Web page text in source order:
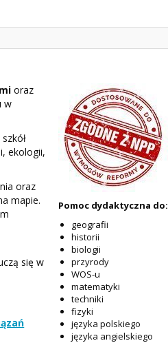
oraz
w
ekologii,
oraz
mapie.
się w
Pomoc dydaktyczna do:
geografii
historii
biologii
przyrody
WOS-u
matematyki
techniki
fizyki
języka polskiego
języka angielskiego